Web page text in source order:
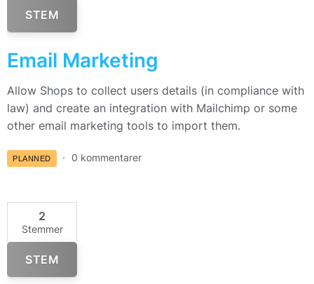
STEM
Email Marketing
Allow Shops to collect users details (in compliance with
law) and create an integration with Mailchimp or some
other email marketing tools to import them.
PLANNED 0 kommentarer
2
Stemmer
STEM